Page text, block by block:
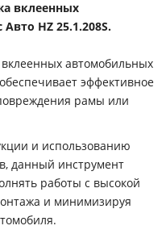
вклеенных
HZ 25.1.208S.
автомобильных
эффективное
рамы или
и использованию
данный инструмент
работы с высокой
и минимизируя